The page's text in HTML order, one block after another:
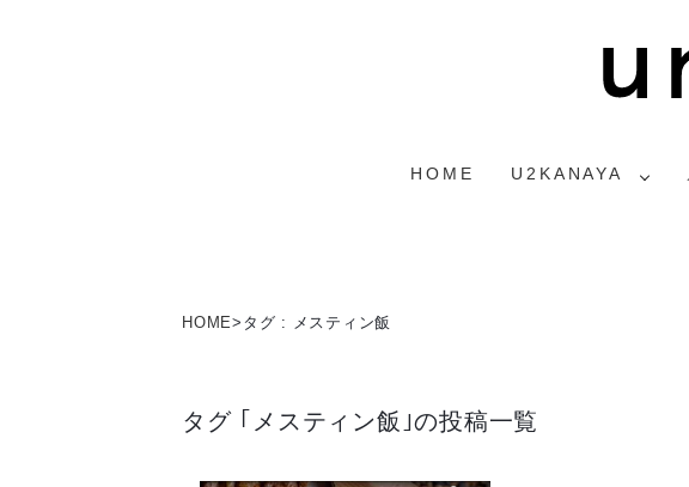
HOME U2KANAYA
HOME> タグ : メスティン飯
タグ ｢メスティン飯｣の投稿一覧